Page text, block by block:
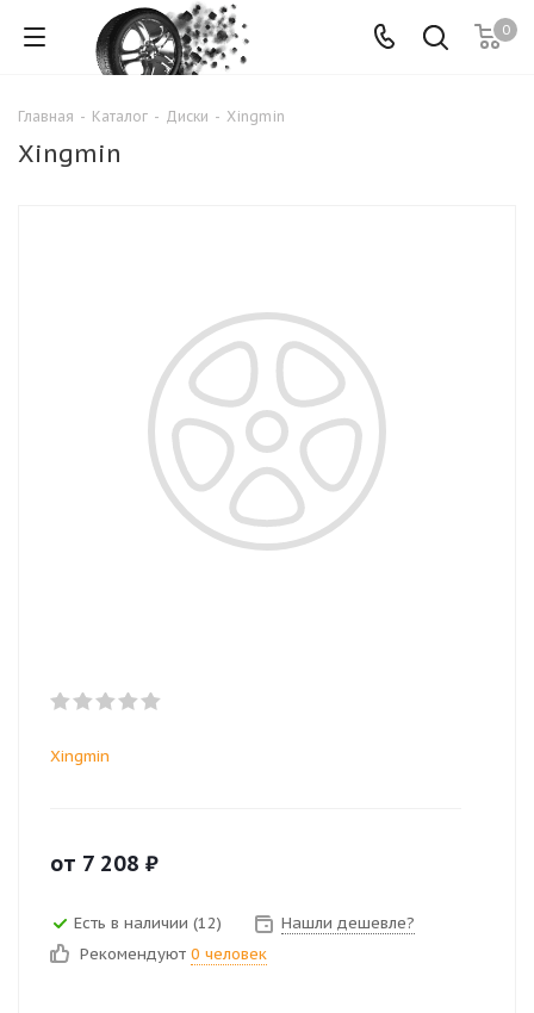
0
Главная - Каталог - Диски - Xingmin
Xingmin
Xingmin
от 7 208 ₽
Есть в наличии (12)
Нашли дешевле?
Рекомендуют 0 человек